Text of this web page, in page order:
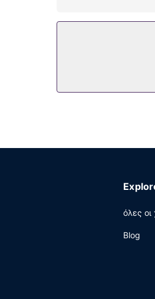
Άλλες παροχές
Στους χώρους μας
όλες
Blog